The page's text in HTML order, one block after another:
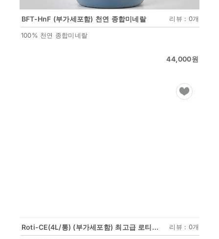
BFT-HnF (부가세포함) 천연 종합미네랄 리뷰 : 0개
100% 천연 종합미네랄
44,000원
Roti-CE(4L/통) (부가세포함) 최고급 로티퍼 영양강화 리뷰 : 0개